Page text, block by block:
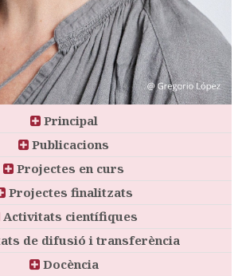
Principal
Publicacions
Projectes en curs
Projectes finalitzats
Activitats científiques
de difusió i transferència
Docència